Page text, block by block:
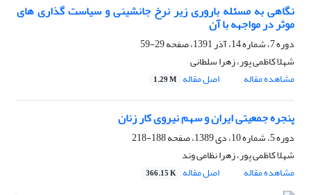
نگاهی به مسئله باروری زیر نرخ جانشینی و سیاست گذاری های
موثر در مواجهه با آن
دوره 7، شماره 14، آذر 1391، صفحه
29-59
شهلا کاظمی پور، زهرا سلطانی
مشاهده مقاله
اصل مقاله 1.29 M
پنجره جمعیتی ایران و سهم نیروی کار زنان
دوره 5، شماره 10، دی 1389، صفحه
188-218
شهلا کاظمی پور، زهرا نظامی وند
مشاهده مقاله
اصل مقاله 366.15 K